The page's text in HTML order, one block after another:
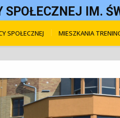
SPOŁECZNEJ IM.
SPOŁECZNEJ MIESZKANIA